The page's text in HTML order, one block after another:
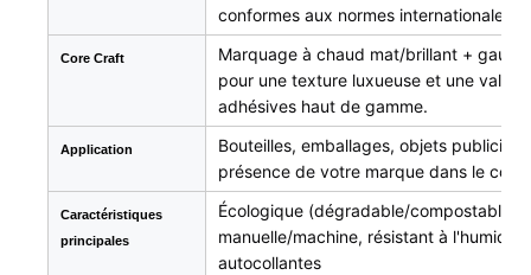
conformes aux normes internationales
Core Craft
Marquage à chaud mat/brillant +
pour une texture luxueuse et une
adhésives haut de gamme.
Application
Bouteilles, emballages, objets
présence de votre marque dans le
Caractéristiques
principales
Écologique (dégradable/
manuelle/machine, résistant à
autocollantes